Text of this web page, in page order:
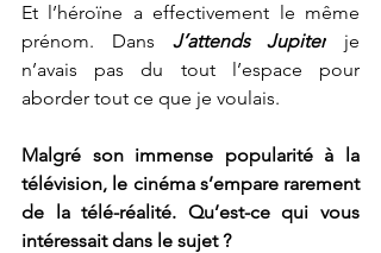
Et l’héroïne a effectivement le même
prénom. Dans J’attends Jupiter
je
n’avais pas du tout l’espace pour
aborder tout ce que je voulais.
Malgré son immense popularité à la
télévision, le cinéma s’empare rarement
de la télé-réalité. Qu’est-ce qui vous
intéressait dans le sujet ?